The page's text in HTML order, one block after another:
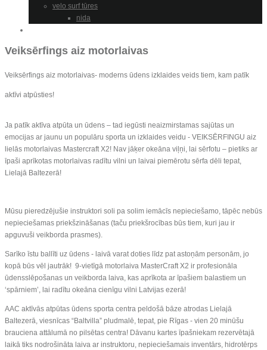
velo surf tūres
nida
Veiksērfings aiz motorlaivas
Veiksērfings aiz motorlaivas- moderns ūdens izklaides veids tiem, kam patīk
aktīvi atpūsties!
Ja patīk aktīva atpūta un ūdens – tad iegūsti neaizmirstamas sajūtas un
emocijas ar jaunu un populāru sporta un izklaides veidu - VEIKSĒRFINGU aiz
lielās motorlaivas Mastercraft X2! Nav jāķer okeāna viļņi, lai sērfotu – pietiks ar
īpaši aprīkotas motorlaivas radītu vilni un laivai piemērotu sērfa dēli tepat,
Lielajā Baltezerā!
Mūsu pieredzējušie instruktori soli pa solim iemācīs nepieciešamo, tāpēc nebūs
nepieciešamas priekšzināšanas (taču priekšrocības būs tiem, kuri jau ir
apguvuši veikborda prasmes).
Sarīko īstu ballīti uz ūdens - laivā varat doties līdz pat astoņām personām, jo
kopā būs vēl jautrāk! 9-vietīgā motorlaiva MasterCraft X2 ir profesionāla
ūdensslēpošanas un veikborda laiva, kas aprīkota ar īpašiem balastiem un
‘spārniem’, lai radītu okeāna cienīgu vilni Latvijas ezerā!
AAC aktīvās atpūtas ūdens sporta centra peldošā bāze atrodas Lielajā
Baltezerā, viesnīcas “Baltvilla” pludmalē, tepat, pie Rīgas - vien 20 minūšu
brauciena attālumā no pilsētas centra! Dāvanu kartes īpašniekam rezervētajā
laikā tiks nodrošināta laiva ar instruktoru, nepieciešamais inventārs, hidrotērps